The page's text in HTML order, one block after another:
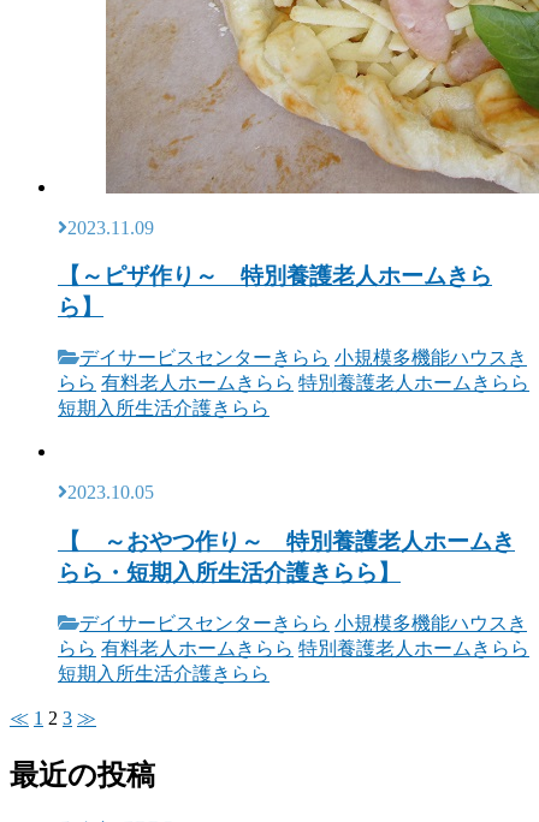
2023.11.09
【～ピザ作り～ 特別養護老人ホームきら
ら】
デイサービスセンターきらら 小規模多機能ハウスき
らら 有料老人ホームきらら 特別養護老人ホームきらら
短期入所生活介護きらら
2023.10.05
【 ～おやつ作り～ 特別養護老人ホームき
らら・短期入所生活介護きらら】
デイサービスセンターきらら 小規模多機能ハウスき
らら 有料老人ホームきらら 特別養護老人ホームきらら
短期入所生活介護きらら
≪ 1 2 3 ≫
最近の投稿